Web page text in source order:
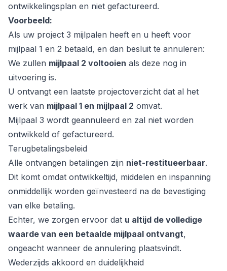
ontwikkelingsplan en niet gefactureerd.
Voorbeeld:
Als uw project 3 mijlpalen heeft en u heeft voor
mijlpaal 1 en 2 betaald, en dan besluit te annuleren:
We zullen mijlpaal 2 voltooien als deze nog in
uitvoering is.
U ontvangt een laatste projectoverzicht dat al het
werk van mijlpaal 1 en mijlpaal 2 omvat.
Mijlpaal 3 wordt geannuleerd en zal niet worden
ontwikkeld of gefactureerd.
Terugbetalingsbeleid
Alle ontvangen betalingen zijn niet-restitueerbaar.
Dit komt omdat ontwikkeltijd, middelen en inspanning
onmiddellijk worden geïnvesteerd na de bevestiging
van elke betaling.
Echter, we zorgen ervoor dat u altijd de volledige
waarde van een betaalde mijlpaal ontvangt,
ongeacht wanneer de annulering plaatsvindt.
Wederzijds akkoord en duidelijkheid